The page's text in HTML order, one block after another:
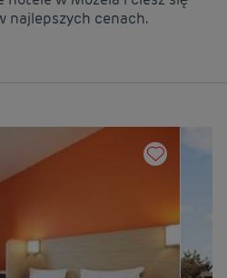
najlepszych cenach.